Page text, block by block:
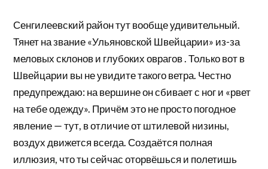
Сенгилеевский район тут вообще удивительный.
Тянет на звание «Ульяновской Швейцарии» из-за
меловых склонов и глубоких оврагов . Только вот в
Швейцарии вы не увидите такого ветра. Честно
предупреждаю: на вершине он сбивает с ног и «рвет
на тебе одежду». Причём это не просто погодное
явление — тут, в отличие от штилевой низины,
воздух движется всегда. Создаётся полная
иллюзия, что ты сейчас оторвёшься и полетишь